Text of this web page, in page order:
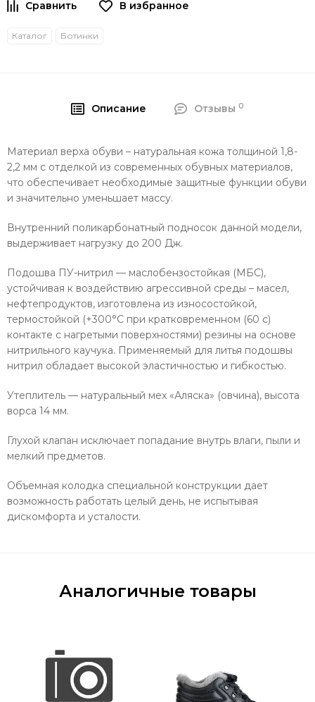
В избранное
Каталог Ботинки
Описание Отзывы 0
Материал верха обуви – натуральная кожа толщиной 1,8-
2,2 мм с отделкой из современных обувных материалов,
что обеспечивает необходимые защитные функции обуви
и значительно уменьшает массу.
Внутренний поликарбонатный подносок данной модели,
выдерживает нагрузку до 200 Дж.
Подошва ПУ-нитрил — маслобензостойкая (МБС),
устойчивая к воздействию агрессивной среды – масел,
нефтепродуктов, изготовлена из износостойкой,
термостойкой (+300°С при кратковременном (60 с)
контакте с нагретыми поверхностями) резины на основе
нитрильного каучука. Применяемый для литья подошвы
нитрил обладает высокой эластичностью и гибкостью.
Утеплитель — натуральный мех «Аляска» (овчина), высота
ворса 14 мм.
Глухой клапан исключает попадание внутрь влаги, пыли и
мелкий предметов.
Объемная колодка специальной конструкции дает
возможность работать целый день, не испытывая
дискомфорта и усталости.
Аналогичные товары